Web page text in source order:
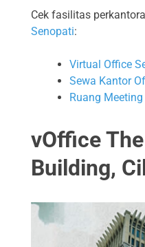
Cek fasilitas
Senopati:
Virtual Office
Sewa Kantor
Ruang
vOffice The
Building,